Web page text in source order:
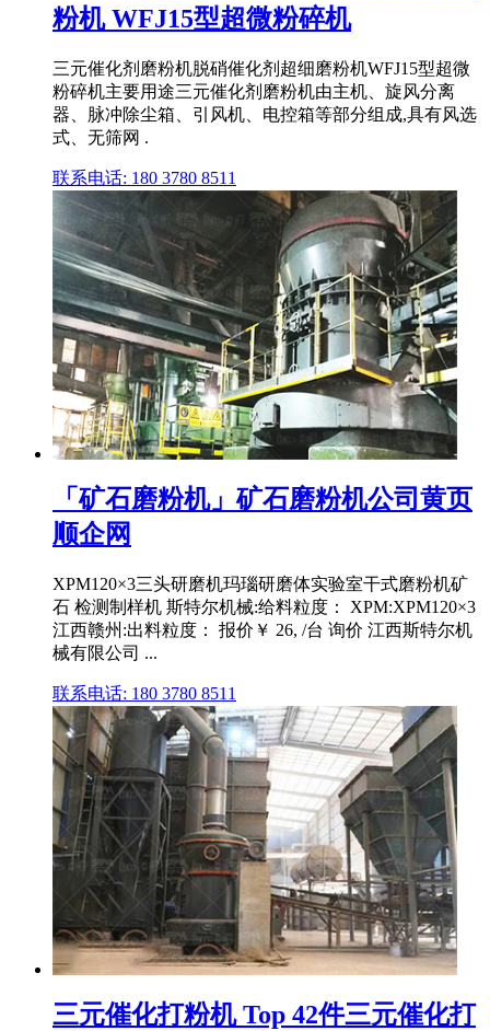
粉机 WFJ15型超微粉碎机
三元催化剂磨粉机脱硝催化剂超细磨粉机WFJ15型超微
粉碎机主要用途三元催化剂磨粉机由主机、旋风分离
器、脉冲除尘箱、引风机、电控箱等部分组成,具有风选
式、无筛网 .
联系电话: 180 3780 8511
「矿石磨粉机」矿石磨粉机公司黄页
顺企网
XPM120×3三头研磨机玛瑙研磨体实验室干式磨粉机矿
石 检测制样机 斯特尔机械:给料粒度： XPM:XPM120×3
江西赣州:出料粒度： 报价￥ 26, /台 询价 江西斯特尔机
械有限公司 ...
联系电话: 180 3780 8511
三元催化打粉机 Top 42件三元催化打